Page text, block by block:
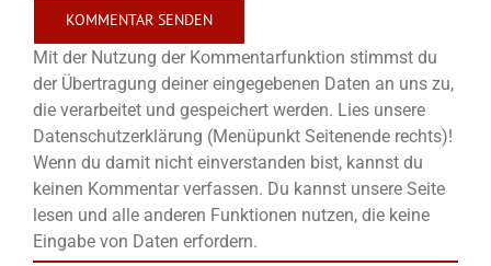
Mit der Nutzung der Kommentarfunktion stimmst du
der Übertragung deiner eingegebenen Daten an uns zu,
die verarbeitet und gespeichert werden. Lies unsere
Datenschutzerklärung (Menüpunkt Seitenende rechts)!
Wenn du damit nicht einverstanden bist, kannst du
keinen Kommentar verfassen. Du kannst unsere Seite
lesen und alle anderen Funktionen nutzen, die keine
Eingabe von Daten erfordern.